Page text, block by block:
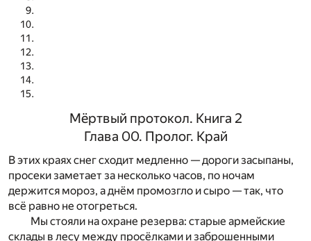
Мёртвый протокол. Книга 2
Глава 00. Пролог. Край
В этих краях снег сходит медленно — дороги засыпаны,
просеки заметает за несколько часов, по ночам
держится мороз, а днём промозгло и сыро — так, что
всё равно не отогреться.
Мы стояли на охране резерва: старые армейские
склады в лесу между просёлками и заброшенными